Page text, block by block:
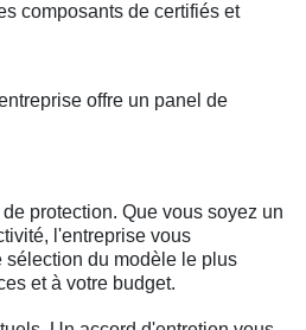
composants de certifiés et
offre un panel de
protection. Que vous soyez un
l'entreprise vous
sélection du modèle le plus
et à votre budget.